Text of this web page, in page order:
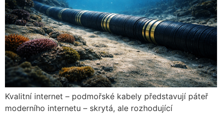
Kvalitní internet – podmořské kabely představují páteř
moderního internetu – skrytá, ale rozhodující